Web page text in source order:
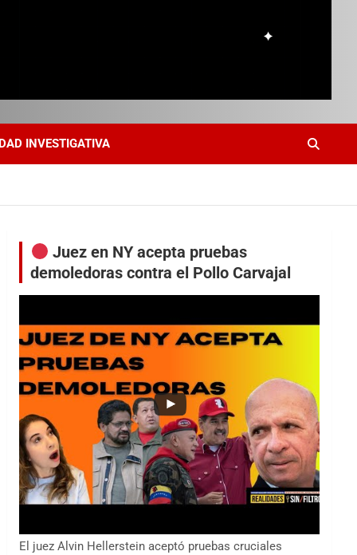
INVESTIGATIVA
Juez en NY acepta pruebas
demoledoras contra el Pollo Carvajal
El juez Alvin Hellerstein aceptó pruebas cruciales